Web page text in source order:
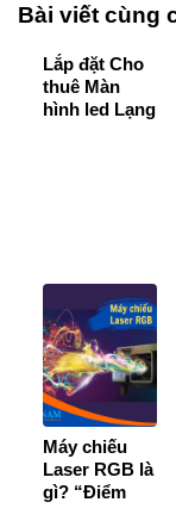
Bài viết cùng
Lắp đặt Cho
thuê Màn
hình led Lạng
Máy chiếu
Laser RGB là
gì? “Điểm